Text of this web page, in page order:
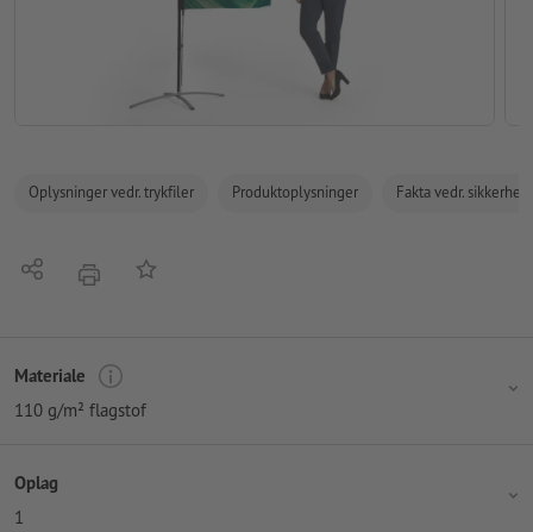
Oplysninger vedr. trykfiler Produktoplysninger Fakta vedr.
Del tryk Tilføj til huskelisten
Materiale
110 g/m² flagstof
Oplag
1